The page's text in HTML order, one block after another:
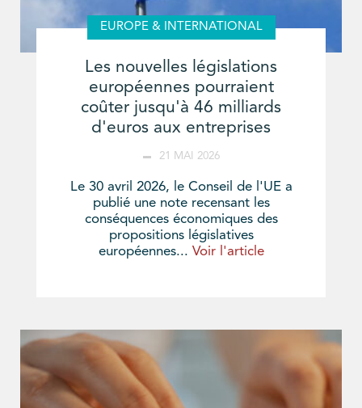
EUROPE & INTERNATIONAL
Les nouvelles législations
européennes pourraient
coûter jusqu'à 46 milliards
d'euros aux entreprises
21 MAI 2026
Le 30 avril 2026, le Conseil de l'UE a
publié une note recensant les
conséquences économiques des
propositions législatives
européennes... Voir l'article